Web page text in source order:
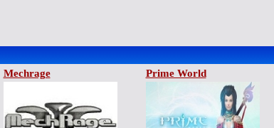
Mechrage Prime World